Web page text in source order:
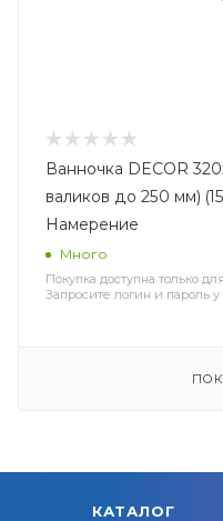
Ванночка DECOR
валиков до 250 мм)
Намерение
Много
Покупка доступна только
Запросите логин и пароль
КАТАЛОГ